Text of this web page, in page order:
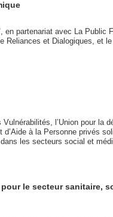
en partenariat avec La Public
Reliances et Dialogiques, et
l’Union pour la
à la Personne privés
les secteurs social et
le secteur sanitaire,